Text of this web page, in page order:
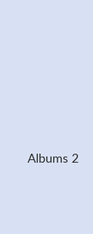
Albums 2